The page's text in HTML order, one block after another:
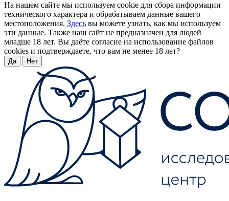
На нашем сайте мы используем cookie для сбора информации
технического характера и обрабатываем данные вашего
местоположения. Здесь вы можете узнать, как мы используем
эти данные. Также наш сайт не предназначен для людей
младше 18 лет. Вы даёте согласие на использование файлов
cookies и подтверждаете, что вам не менее 18 лет?
Да Нет